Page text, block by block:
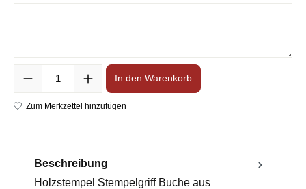
In den Warenkorb
Zum Merkzettel hinzufügen
Beschreibung
Holzstempel Stempelgriff Buche aus